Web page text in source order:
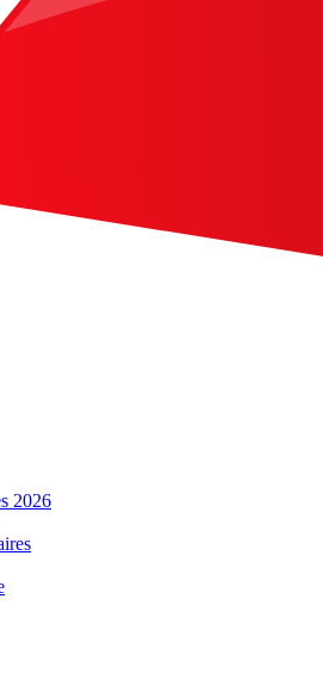
2026